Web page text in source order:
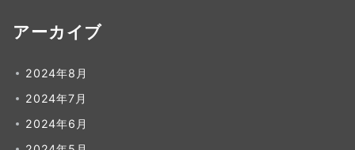
アーカイブ
2024年8月
2024年7月
2024年6月